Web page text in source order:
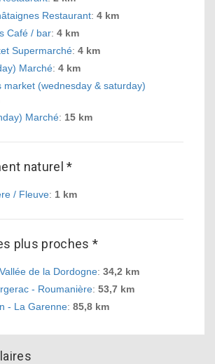
Restaurant: 4 km
Café / bar: 4 km
Supermarché: 4 km
Marché: 4 km
market (wednesday & saturday)
Marché: 15 km
naturel *
/ Fleuve: 1 km
plus proches *
de la Dordogne: 34,2 km
- Roumanière: 53,7 km
- La Garenne: 85,8 km